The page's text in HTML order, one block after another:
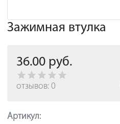
Зажимная втулка
36.00 руб.
отзывов: 0
Артикул: